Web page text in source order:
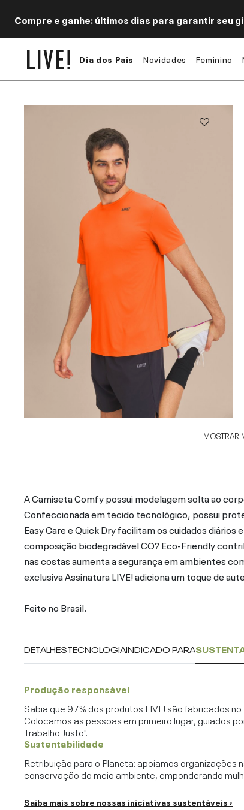
Compre e ganhe: últimos dias para garantir seu
Dia dos Pais Novidades Feminino
MOSTRAR
A Camiseta Comfy possui modelagem solta ao
Confeccionada em tecido tecnológico, possui
Easy Care e Quick Dry facilitam os cuidados
composição biodegradável CO? Eco-Friendly
nas costas aumenta a segurança em ambientes
exclusiva Assinatura LIVE! adiciona um toque de
Feito no Brasil.
DETALHESTECNOLOGIAINDICADO PARA
Produção responsável
Sabia que 97% dos produtos LIVE! são fabricados
Colocamos as pessoas em primeiro lugar, guiados
Trabalho Justo".
Sustentabilidade
Retribuição para o Planeta: apoiamos
conservação do meio ambiente, emponderando
Saiba mais sobre nossas iniciativas sustentáveis ›